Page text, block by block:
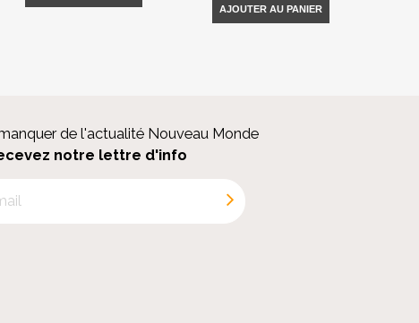
AJOUTER AU PANIER
de l'actualité Nouveau Monde
notre lettre d'info